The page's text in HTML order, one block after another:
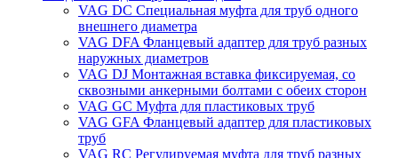
VAG DC Специальная муфта для труб одного
внешнего диаметра
VAG DFA Фланцевый адаптер для труб разных
наружных диаметров
VAG DJ Монтажная вставка фиксируемая, со
сквозными анкерными болтами с обеих сторон
VAG GC Муфта для пластиковых труб
VAG GFA Фланцевый адаптер для пластиковых
труб
VAG RC Регулируемая муфта для труб разных